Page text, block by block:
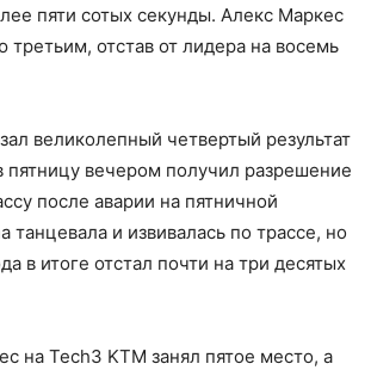
пяти сотых секунды. Алекс Маркес
третьим, отстав от лидера на восемь
великолепный четвертый результат
пятницу вечером получил разрешение
после аварии на пятничной
танцевала и извивалась по трассе, но
в итоге отстал почти на три десятых
на Tech3 KTM занял пятое место, а